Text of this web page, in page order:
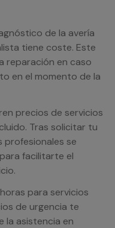
de la avería
tiene coste. Este
reparación en caso
en el momento de la
precios de servicios
Tras solicitar tu
se
facilitarte el
para servicios
de urgencia te
la asistencia en